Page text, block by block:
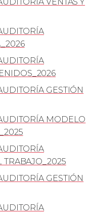
GESTIÓN
MODELO
TRABAJO_2025
GESTIÓN